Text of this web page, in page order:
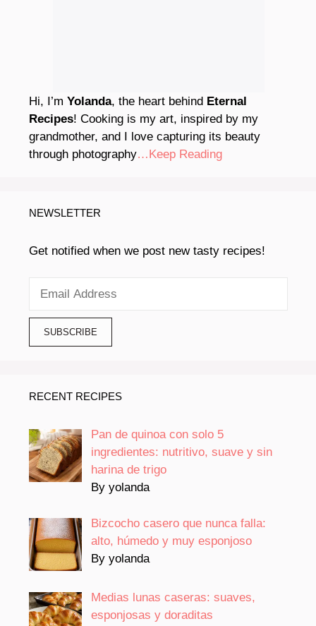
Hi, I’m Yolanda, the heart behind Eternal
Recipes! Cooking is my art, inspired by my
grandmother, and I love capturing its beauty
through photography…Keep Reading
NEWSLETTER
Get notified when we post new tasty recipes!
RECENT RECIPES
Pan de quinoa con solo 5
ingredientes: nutritivo, suave y sin
harina de trigo
By yolanda
Bizcocho casero que nunca falla:
alto, húmedo y muy esponjoso
By yolanda
Medias lunas caseras: suaves,
esponjosas y doraditas